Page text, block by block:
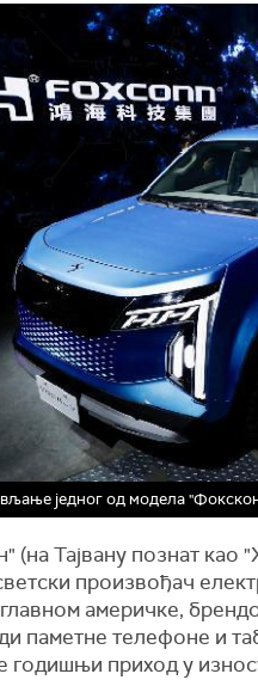
једног од модела
(на Тајвану познат као
произвођач
америчке,
паметне телефоне и
годишњи приход у